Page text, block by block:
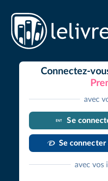
Connectez-
avec
Se
Se
avec vos